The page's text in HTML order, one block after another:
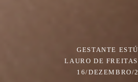
GESTANTE
LAURO DE
16/DEZEMBRO/